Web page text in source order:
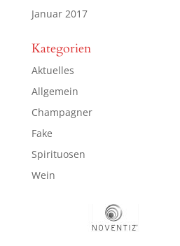
Januar 2017
Kategorien
Aktuelles
Allgemein
Champagner
Fake
Spirituosen
Wein